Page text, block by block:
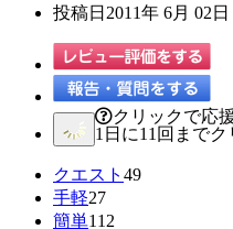
投稿日 2011年 6月 02日
クリックで応
1日に11回まで
クエスト 49
手軽27
簡単112